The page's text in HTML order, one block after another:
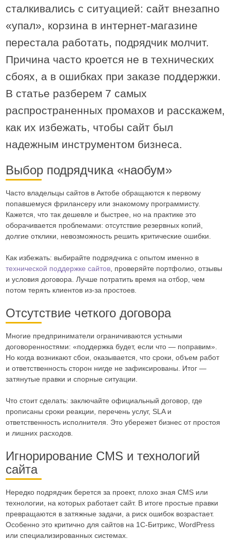
сталкивались с ситуацией: сайт внезапно
«упал», корзина в интернет-магазине
перестала работать, подрядчик молчит.
Причина часто кроется не в технических
сбоях, а в ошибках при заказе поддержки.
В статье разберем 7 самых
распространенных промахов и расскажем,
как их избежать, чтобы сайт был
надежным инструментом бизнеса.
Выбор подрядчика «наобум»
Часто владельцы сайтов в Актобе обращаются к первому
попавшемуся фрилансеру или знакомому программисту.
Кажется, что так дешевле и быстрее, но на практике это
оборачивается проблемами: отсутствие резервных копий,
долгие отклики, невозможность решить критические ошибки.
Как избежать: выбирайте подрядчика с опытом именно в
технической поддержке сайтов, проверяйте портфолио, отзывы
и условия договора. Лучше потратить время на отбор, чем
потом терять клиентов из-за простоев.
Отсутствие четкого договора
Многие предприниматели ограничиваются устными
договоренностями: «поддержка будет, если что — поправим».
Но когда возникают сбои, оказывается, что сроки, объем работ
и ответственность сторон нигде не зафиксированы. Итог —
затянутые правки и спорные ситуации.
Что стоит сделать: заключайте официальный договор, где
прописаны сроки реакции, перечень услуг, SLA и
ответственность исполнителя. Это убережет бизнес от простоя
и лишних расходов.
Игнорирование CMS и технологий
сайта
Нередко подрядчик берется за проект, плохо зная CMS или
технологии, на которых работает сайт. В итоге простые правки
превращаются в затяжные задачи, а риск ошибок возрастает.
Особенно это критично для сайтов на 1C-Битрикс, WordPress
или специализированных системах.